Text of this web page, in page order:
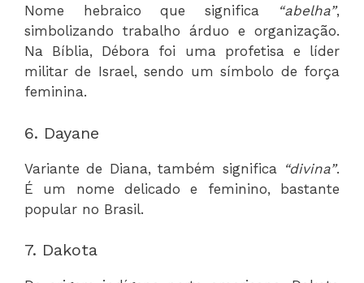
Nome hebraico que significa “abelha”,
simbolizando trabalho árduo e organização.
Na Bíblia, Débora foi uma profetisa e líder
militar de Israel, sendo um símbolo de força
feminina.
6. Dayane
Variante de Diana, também significa “divina”.
É um nome delicado e feminino, bastante
popular no Brasil.
7. Dakota